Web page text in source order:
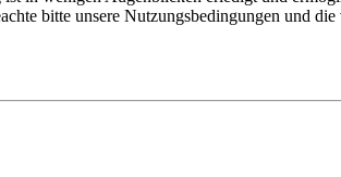
bitte unsere Nutzungsbedingungen und